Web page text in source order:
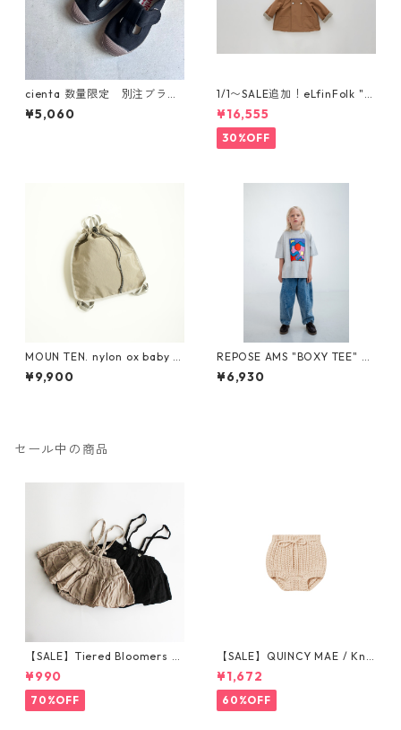
cienta 数量限定 別注ブラウ
ンソール Tストラップ シュー
ズ Negro
¥5,060
1/1〜SALE追加！eLfinFolk "el
f coat" (milky brown) 110 12
0 130
¥16,555
30%OFF
MOUN TEN. nylon ox baby k
napsack [MA71-0215a]
¥9,900
REPOSE AMS "BOXY TEE" SS
26-86
¥6,930
セール中の商品
【SALE】Tiered Bloomers 7
0-80cm (グレージュ／ブラッ
ク) ※1点までメール便可
¥990
70%OFF
【SALE】QUINCY MAE / Knit
Tie Bloomer (12-18M/18-24
M/2-3Y)
¥1,672
60%OFF